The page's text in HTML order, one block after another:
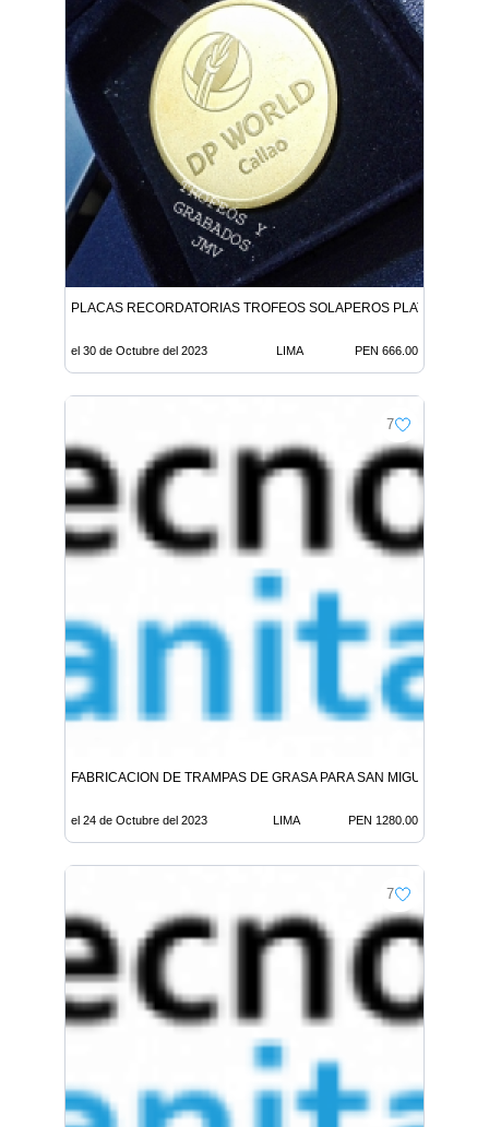
PLACAS RECORDATORIAS TROFEOS SOLAPEROS PLATOS
el 30 de Octubre del 2023 LIMA PEN 666.00
7
FABRICACION DE TRAMPAS DE GRASA PARA SAN MIGUEL
el 24 de Octubre del 2023 LIMA PEN 1280.00
7